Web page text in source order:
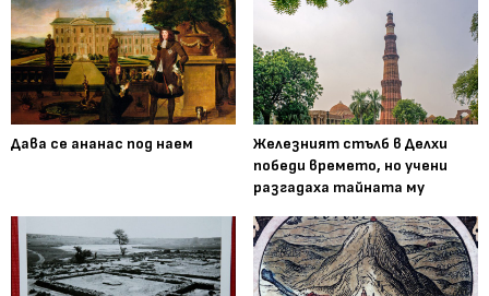
Дава се ананас под наем
Железният стълб в Делхи
победи времето, но учени
разгадаха тайната му